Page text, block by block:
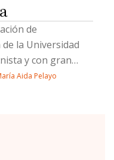
de
la Universidad
y con gran
Aida Pelayo